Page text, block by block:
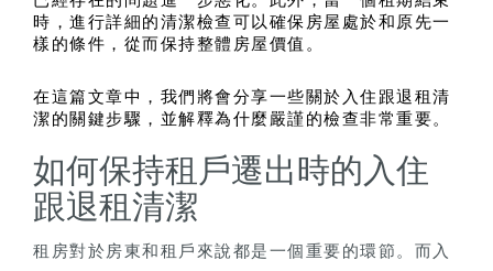
時，進行詳細的清潔檢查可以確保房屋處於和原先一
樣的條件，從而保持整體房屋價值。
在這篇文章中，我們將會分享一些關於入住跟退租清
潔的關鍵步驟，並解釋為什麼嚴謹的檢查非常重要。
如何保持租戶遷出時的入住
跟退租清潔
租房對於房東和租戶來說都是一個重要的環節。而入